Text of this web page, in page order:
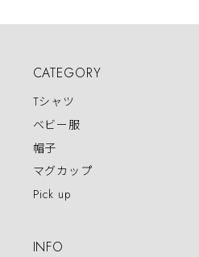
CATEGORY
Tシャツ
ベビー服
帽子
マグカップ
Pick up
INFO